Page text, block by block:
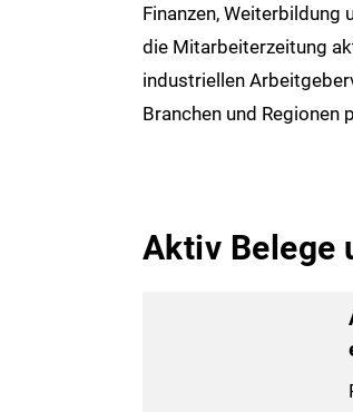
Finanzen, Weiterbildung
die Mitarbeiterzeitung
industriellen
Branchen und Regionen
Aktiv Belege